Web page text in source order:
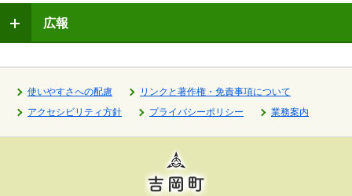
広報
使いやすさへの配慮
リンクと著作権・免責事項について
アクセシビリティ方針
プライバシーポリシー 業務案内